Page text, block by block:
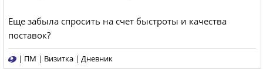
Еще забыла спросить на счет быстроты и качества
поставок?
| ПМ | Визитка | Дневник